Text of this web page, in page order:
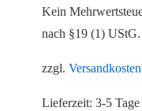
Kein
nach §19 (1) UStG.
zzgl. Versandkosten
Lieferzeit: 3-5 Tage